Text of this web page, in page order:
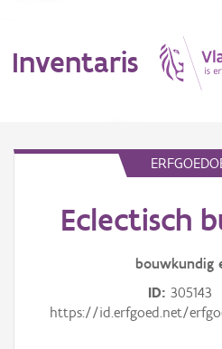
Inventaris
ErfgoedobjectEclectisch
bouwkundig
ID 305143
https://id.erfgoed.net/